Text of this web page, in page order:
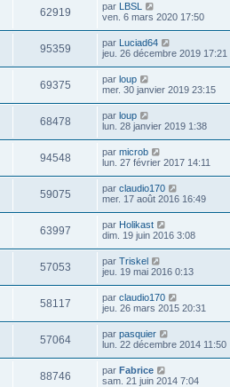
62919 par LBSL
ven. 6 mars 2020 17:50
95359 par Luciad64
jeu. 26 décembre 2019 17:21
69375 par loup
mer. 30 janvier 2019 23:15
68478 par loup
lun. 28 janvier 2019 1:38
94548 par microb
lun. 27 février 2017 14:11
59075 par claudio170
mer. 17 août 2016 16:49
63997 par Holikast
dim. 19 juin 2016 3:08
57053 par Triskel
jeu. 19 mai 2016 0:13
58117 par claudio170
jeu. 26 mars 2015 20:31
57064 par pasquier
lun. 22 décembre 2014 11:50
88746 par Fabrice
sam. 21 juin 2014 7:04